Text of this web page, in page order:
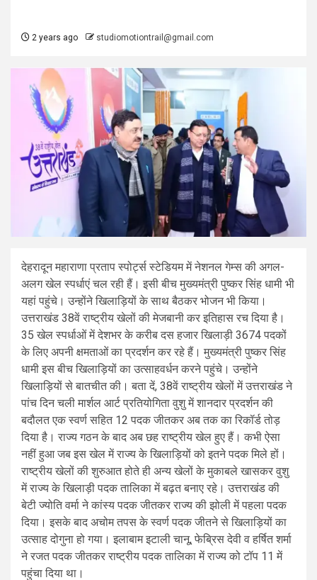
2 years ago studiomotiontrail@gmail.com
देहरादून महाराणा प्रताप स्पोर्ट्स स्टेडियम में नेशनल गेम्स की अगल-
अलग खेल स्पर्धाएं चल रही हैं। इसी बीच मुख्यमंत्री पुष्कर सिंह धामी भी
यहां पहुंचे। उन्होंने खिलाड़ियों के साथ बैठकर भोजन भी किया।
उत्तराखंड 38वें राष्ट्रीय खेलों की मेजबानी कर इतिहास रच दिया है।
35 खेल स्पर्धाओं में देशभर के करीब दस हजार खिलाड़ी 3674 पदकों
के लिए अपनी क्षमताओं का प्रदर्शन कर रहे हैं। मुख्यमंत्री पुष्कर सिंह
धामी इस बीच खिलाड़ियों का उत्साहवर्धन करने पहुंचे। उन्होंने
खिलाड़ियों से बातचीत की। बता दें, 38वें राष्ट्रीय खेलों में उत्तराखंड ने
पांच दिन चली मार्शल आर्ट प्रतियोगिता वुशु में शानदार प्रदर्शन की
बदौलत एक स्वर्ण सहित 12 पदक जीतकर अब तक का रिकॉर्ड तोड़
दिया है। राज्य गठन के बाद अब छह राष्ट्रीय खेल हुए हैं। कभी ऐसा
नहीं हुआ जब इस खेल में राज्य के खिलाड़ियों को इतने पदक मिले हों।
राष्ट्रीय खेलों की शुरुआत होते ही अन्य खेलों के मुकाबले खासकर वुशु
में राज्य के खिलाड़ी पदक तालिका में बढ़त बनाए रहे। उत्तराखंड की
बेटी ज्योति वर्मा ने कांस्य पदक जीतकर राज्य की झोली में पहला पदक
दिया। इसके बाद अचोम तपस के स्वर्ण पदक जीतने से खिलाड़ियों का
उत्साह दोगुना हो गया। इलाबाम इटाली चानू, फेब्रिस देवी व हर्षित शर्मा
ने रजत पदक जीतकर राष्ट्रीय पदक तालिका में राज्य को टॉप 11 में
पहुंचा दिया था।